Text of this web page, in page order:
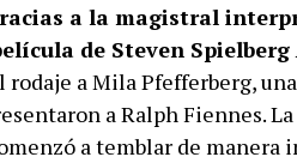
a la magistral
de Steven Spielberg
rodaje a Mila Pfefferberg,
a Ralph Fiennes.
a temblar de